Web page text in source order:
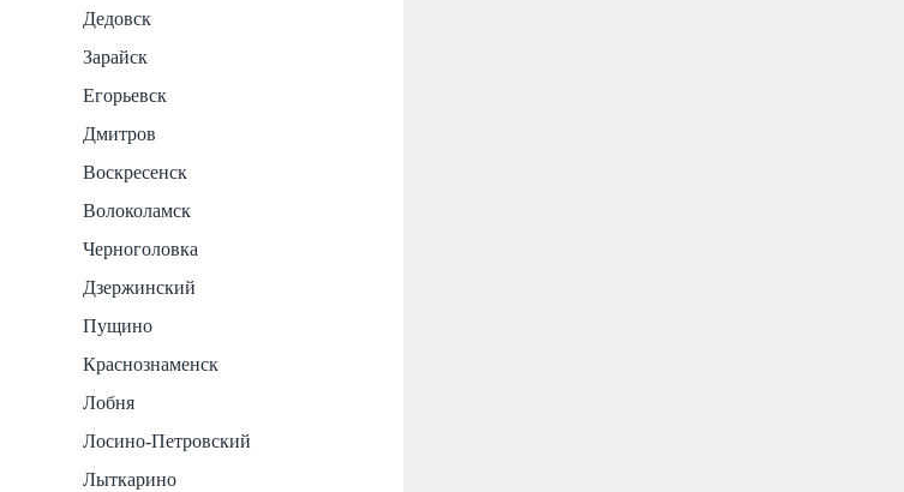
Дедовск
Зарайск
Егорьевск
Дмитров
Воскресенск
Волоколамск
Черноголовка
Дзержинский
Пущино
Краснознаменск
Лобня
Лосино-Петровский
Лыткарино